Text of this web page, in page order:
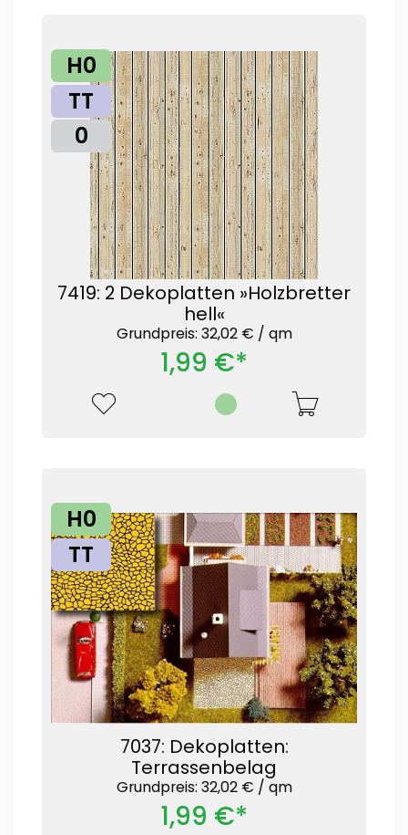
H0
TT
0
7419: 2 Dekoplatten »Holzbretter
hell«
Grundpreis: 32,02 € / qm
1,99 €*
H0
TT
7037: Dekoplatten:
Terrassenbelag
Grundpreis: 32,02 € / qm
1,99 €*